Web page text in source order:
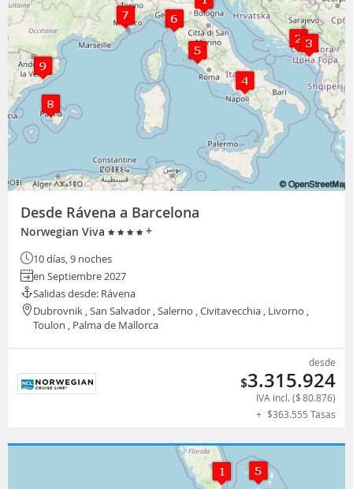
Desde Rávena a Barcelona
Norwegian Viva +
10 días, 9 noches
en Septiembre 2027
Salidas desde: Rávena
Dubrovnik , San Salvador , Salerno , Civitavecchia , Livorno ,
Toulon , Palma de Mallorca
desde
$3.315.924
IVA incl. ($80.876)
+ $363.555 Tasas